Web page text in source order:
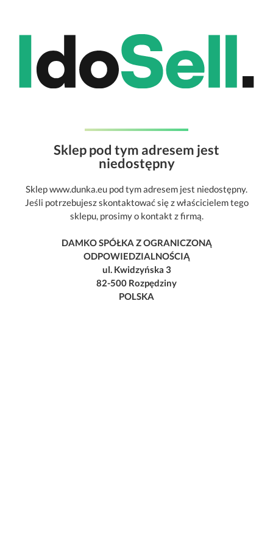
Sklep pod tym adresem jest
niedostępny
Sklep www.dunka.eu pod tym adresem jest niedostępny.
Jeśli potrzebujesz skontaktować się z właścicielem tego
sklepu, prosimy o kontakt z firmą.
DAMKO SPÓŁKA Z OGRANICZONĄ
ODPOWIEDZIALNOŚCIĄ
ul. Kwidzyńska 3
82-500 Rozpędziny
POLSKA